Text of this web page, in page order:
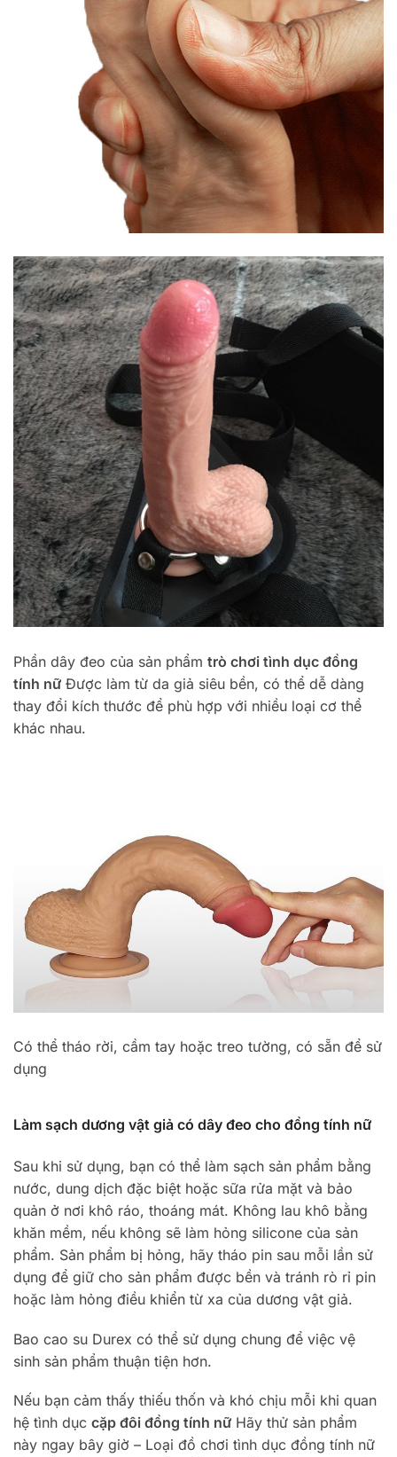
Phần dây đeo của sản phẩm trò chơi tình dục đồng
tính nữ Được làm từ da giả siêu bền, có thể dễ dàng
thay đổi kích thước để phù hợp với nhiều loại cơ thể
khác nhau.
Có thể tháo rời, cầm tay hoặc treo tường, có sẵn để sử
dụng
Làm sạch dương vật giả có dây đeo cho đồng tính nữ
Sau khi sử dụng, bạn có thể làm sạch sản phẩm bằng
nước, dung dịch đặc biệt hoặc sữa rửa mặt và bảo
quản ở nơi khô ráo, thoáng mát. Không lau khô bằng
khăn mềm, nếu không sẽ làm hỏng silicone của sản
phẩm. Sản phẩm bị hỏng, hãy tháo pin sau mỗi lần sử
dụng để giữ cho sản phẩm được bền và tránh rò rỉ pin
hoặc làm hỏng điều khiển từ xa của dương vật giả.
Bao cao su Durex có thể sử dụng chung để việc vệ
sinh sản phẩm thuận tiện hơn.
Nếu bạn cảm thấy thiếu thốn và khó chịu mỗi khi quan
hệ tình dục cặp đôi đồng tính nữ Hãy thử sản phẩm
này ngay bây giờ – Loại đồ chơi tình dục đồng tính nữ